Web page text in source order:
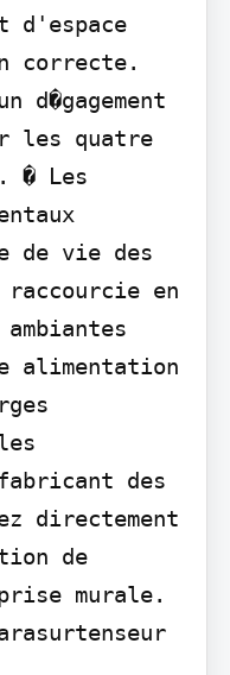
d'espace
correcte.
d�gagement
les quatre
� Les
de vie des
en
alimentation
fabricant des
directement
de
murale.